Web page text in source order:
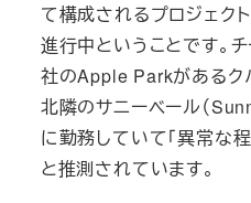
て構成されるプロジェク
進行中ということです。
社のApple Parkがあるク
北隣のサニーベール（
に勤務していて「異常な
と推測されています。